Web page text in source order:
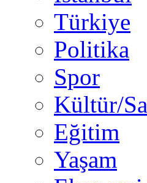
Türkiye
Politika
Spor
Kültür/
Eğitim
Yaşam